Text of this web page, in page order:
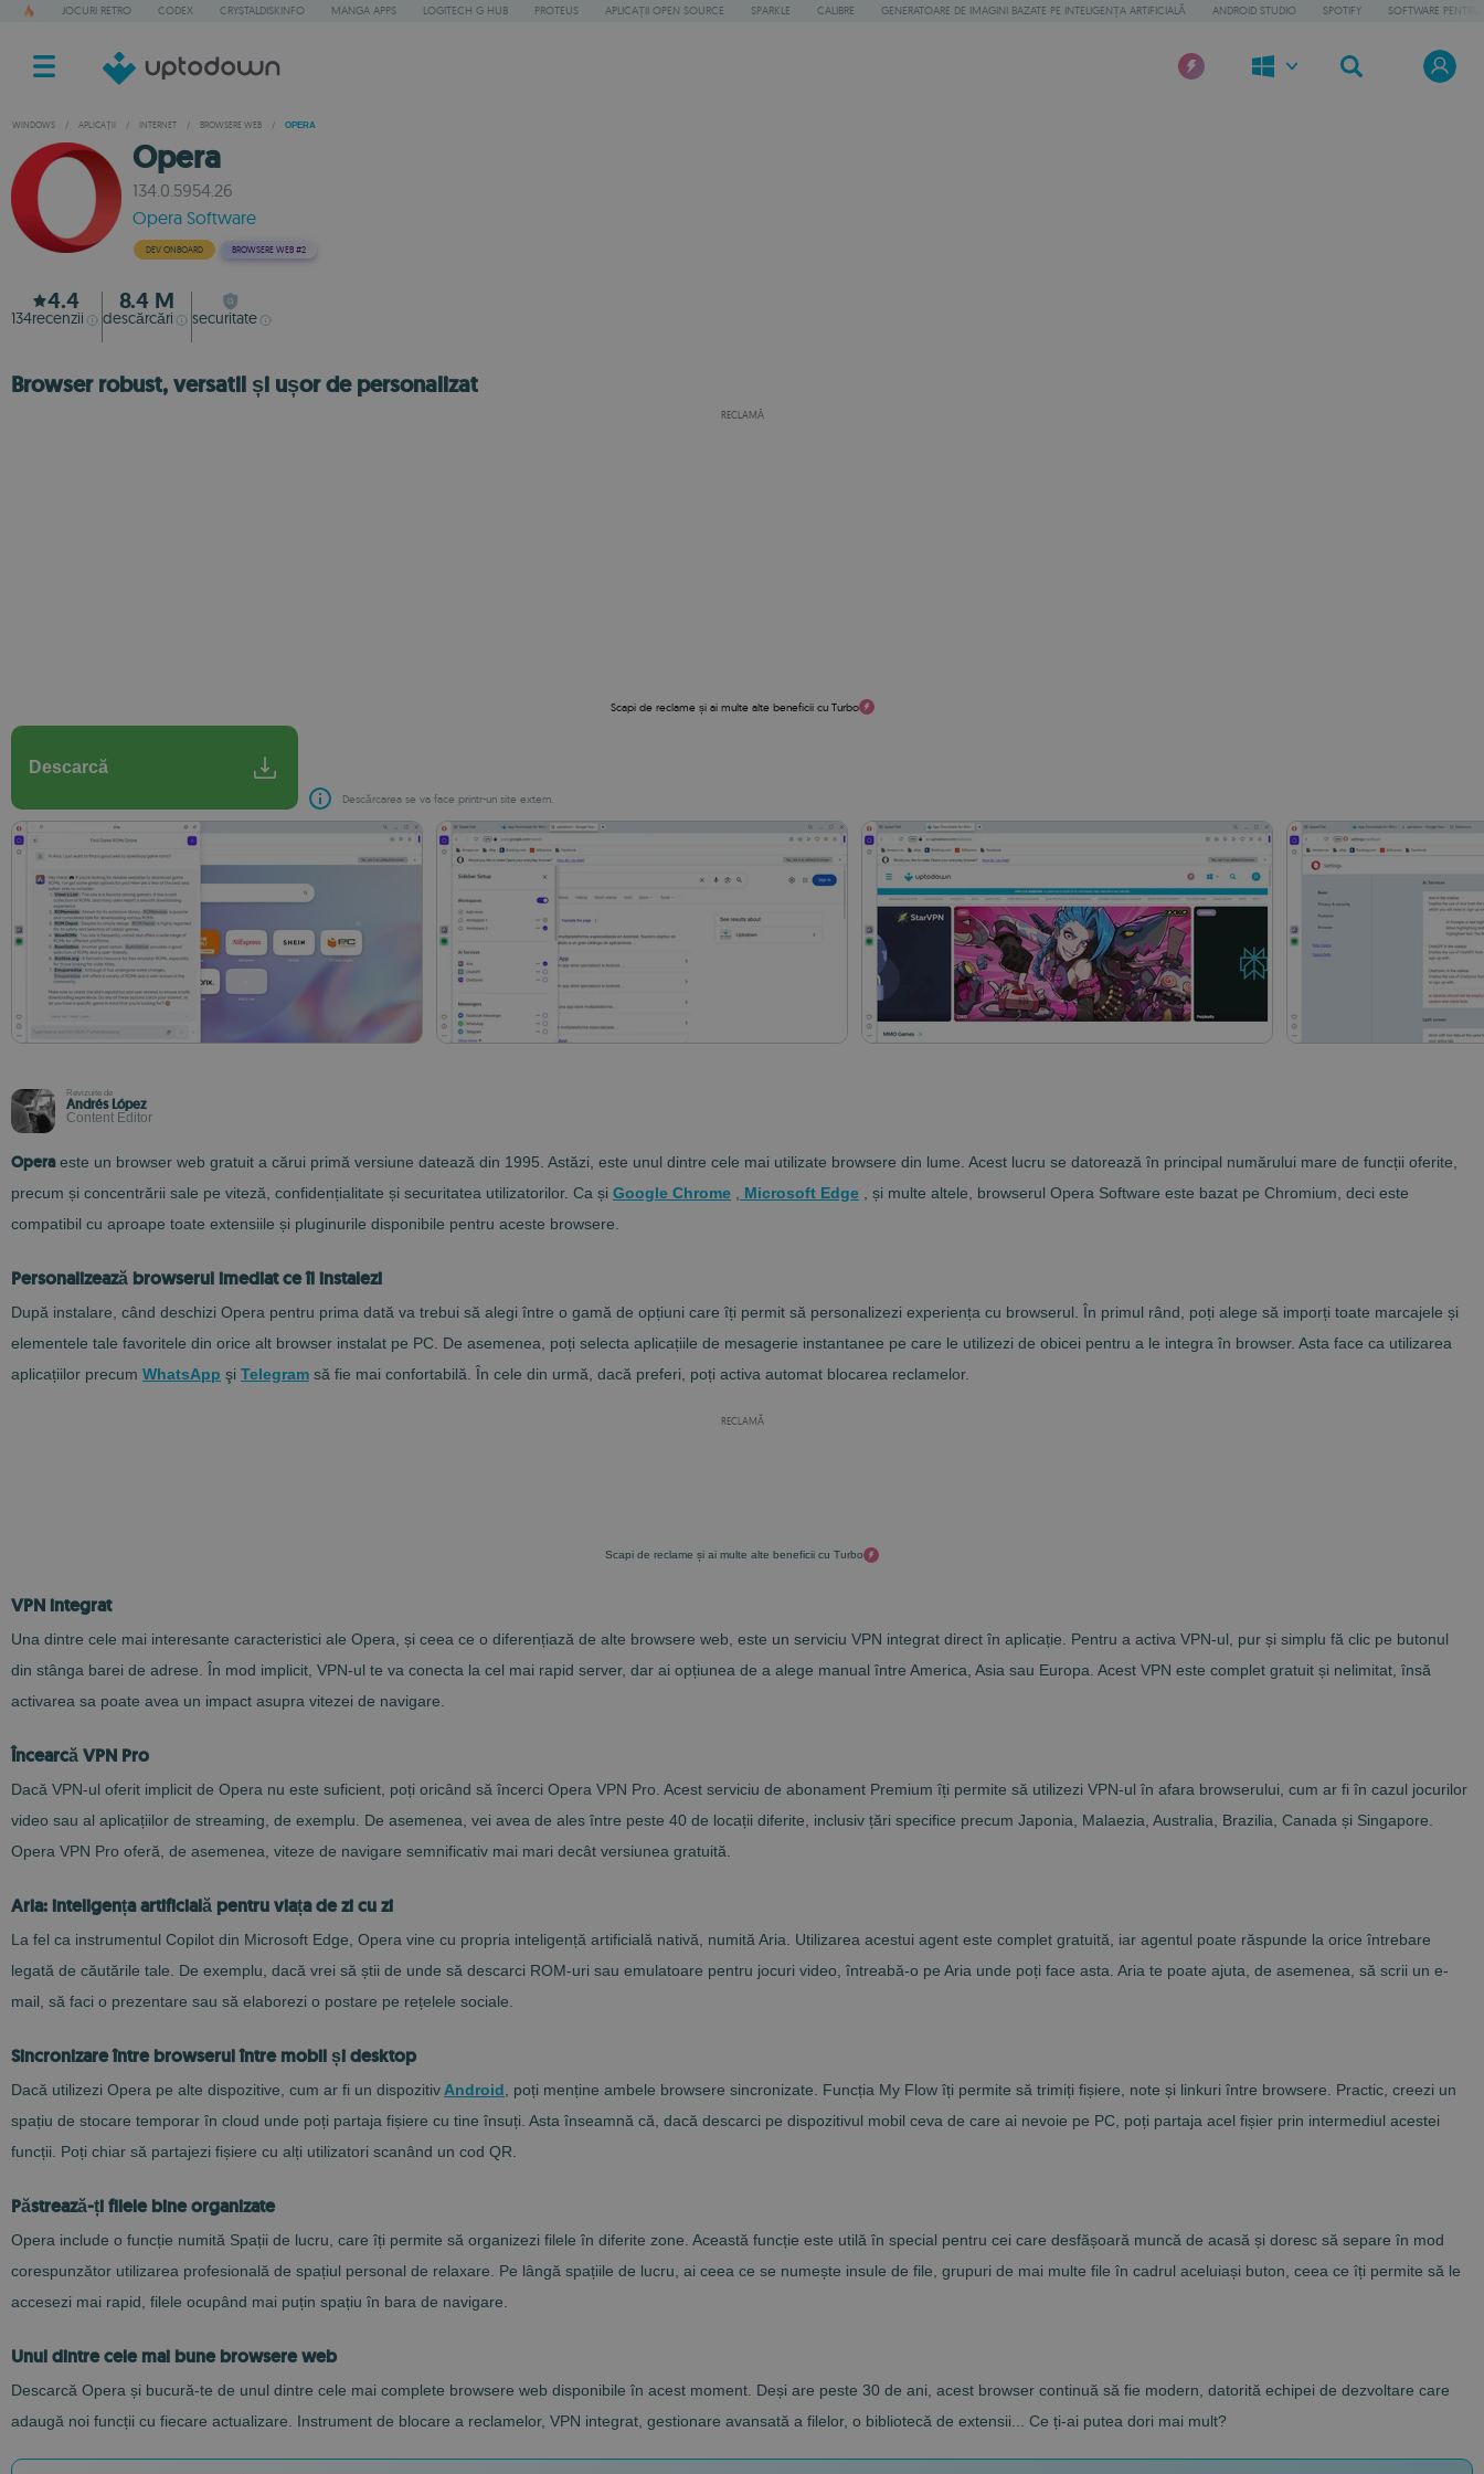
JOCURI RETRO CODEX CRYSTALDISKINFO MANGA APPS LOGITECH G HUB PROTEUS APLICAȚII OPEN SOURCE SPARKLE CALIBRE GENERATOARE DE IMAGINI BAZATE PE INTELIGENȚA ARTIFICIALĂ ANDROID STUDIO SPOTIFY SOFTWARE PENTRU
WINDOWS / APLICAȚII / INTERNET / BROWSERE WEB / OPERA
Opera
134.0.5954.26
Opera Software
DEV ONBOARD BROWSERE WEB #2
4.4
134recenzii
8.4 M
descărcări securitate
Browser robust, versatil și ușor de personalizat
RECLAMĂ
Scapi de reclame și ai multe alte beneficii cu Turbo
Descarcă
Descărcarea se va face printr-un site extern.
Revizuite de
Andrés López
Content Editor
Operaeste un browser web gratuit a cărui primă versiune datează din 1995. Astăzi, este unul dintre cele mai utilizate browsere din lume. Acest lucru se datorează în principal numărului mare de funcții oferite,
precum și concentrării sale pe viteză, confidențialitate și securitatea utilizatorilor. Ca și Google Chrome Microsoft Edge , și multe altele, browserul Opera Software este bazat pe Chromium, deci este
compatibil cu aproape toate extensiile și pluginurile disponibile pentru aceste browsere.
Personalizează browserul imediat ce îl instalezi
După instalare, când deschizi Opera pentru prima dată va trebui să alegi între o gamă de opțiuni care îți permit să personalizezi experiența cu browserul. În primul rând, poți alege să imporți toate marcajele și
elementele tale favoritele din orice alt browser instalat pe PC. De asemenea, poți selecta aplicațiile de mesagerie instantanee pe care le utilizezi de obicei pentru a le integra în browser. Asta face ca utilizarea
aplicațiilor precum WhatsApp şi Telegram să fie mai confortabilă. În cele din urmă, dacă preferi, poți activa automat blocarea reclamelor.
RECLAMĂ
Scapi de reclame și ai multe alte beneficii cu Turbo
VPN integrat
Una dintre cele mai interesante caracteristici ale Opera, și ceea ce o diferențiază de alte browsere web, este un serviciu VPN integrat direct în aplicație. Pentru a activa VPN-ul, pur și simplu fă clic pe butonul
din stânga barei de adrese. În mod implicit, VPN-ul te va conecta la cel mai rapid server, dar ai opțiunea de a alege manual între America, Asia sau Europa. Acest VPN este complet gratuit și nelimitat, însă
activarea sa poate avea un impact asupra vitezei de navigare.
Încearcă VPN Pro
Dacă VPN-ul oferit implicit de Opera nu este suficient, poți oricând să încerci Opera VPN Pro. Acest serviciu de abonament Premium îți permite să utilizezi VPN-ul în afara browserului, cum ar fi în cazul jocurilor
video sau al aplicațiilor de streaming, de exemplu. De asemenea, vei avea de ales între peste 40 de locații diferite, inclusiv țări specifice precum Japonia, Malaezia, Australia, Brazilia, Canada și Singapore.
Opera VPN Pro oferă, de asemenea, viteze de navigare semnificativ mai mari decât versiunea gratuită.
Aria: inteligența artificială pentru viața de zi cu zi
La fel ca instrumentul Copilot din Microsoft Edge, Opera vine cu propria inteligență artificială nativă, numită Aria. Utilizarea acestui agent este complet gratuită, iar agentul poate răspunde la orice întrebare
legată de căutările tale. De exemplu, dacă vrei să știi de unde să descarci ROM-uri sau emulatoare pentru jocuri video, întreabă-o pe Aria unde poți face asta. Aria te poate ajuta, de asemenea, să scrii un e-
mail, să faci o prezentare sau să elaborezi o postare pe rețelele sociale.
Sincronizare între browserul între mobil și desktop
Dacă utilizezi Opera pe alte dispozitive, cum ar fi un dispozitiv Android , poți menține ambele browsere sincronizate. Funcția My Flow îți permite să trimiți fișiere, note și linkuri între browsere. Practic, creezi un
spațiu de stocare temporar în cloud unde poți partaja fișiere cu tine însuți. Asta înseamnă că, dacă descarci pe dispozitivul mobil ceva de care ai nevoie pe PC, poți partaja acel fișier prin intermediul acestei
funcții. Poți chiar să partajezi fișiere cu alți utilizatori scanând un cod QR.
Păstrează-ți filele bine organizate
Opera include o funcție numită Spații de lucru, care îți permite să organizezi filele în diferite zone. Această funcție este utilă în special pentru cei care desfășoară muncă de acasă și doresc să separe în mod
corespunzător utilizarea profesională de spațiul personal de relaxare. Pe lângă spațiile de lucru, ai ceea ce se numește insule de file, grupuri de mai multe file în cadrul aceluiași buton, ceea ce îți permite să le
accesezi mai rapid, filele ocupând mai puțin spațiu în bara de navigare.
Unul dintre cele mai bune browsere web
Descarcă Opera și bucură-te de unul dintre cele mai complete browsere web disponibile în acest moment. Deși are peste 30 de ani, acest browser continuă să fie modern, datorită echipei de dezvoltare care
adaugă noi funcții cu fiecare actualizare. Instrument de blocare a reclamelor, VPN integrat, gestionare avansată a filelor, o bibliotecă de extensii... Ce ți-ai putea dori mai mult?